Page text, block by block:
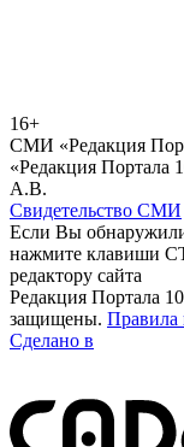
16+
СМИ «Редакция
«Редакция Портала
А.В.
Свидетельство СМИ
Если Вы
нажмите клавиши
редактору сайта
Редакция Портала
защищены. Правила
Сделано в